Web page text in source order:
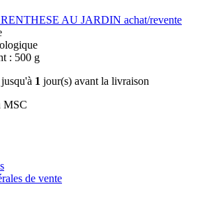
AU JARDIN achat/revente
: 500 g
1 jour(s) avant la livraison
de vente